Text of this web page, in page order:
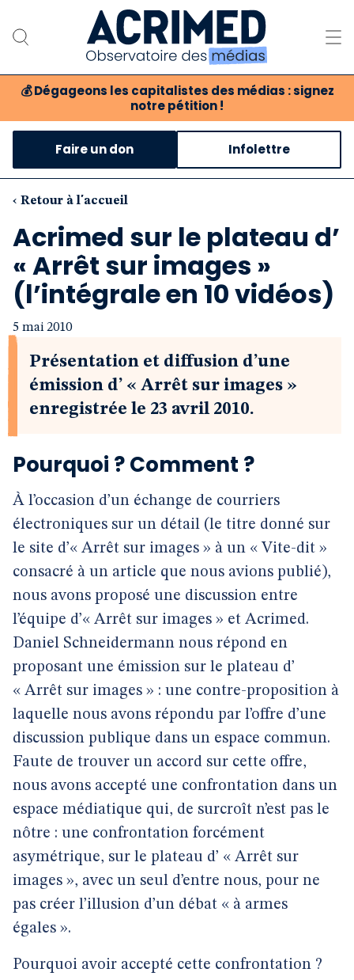
💰 Dégageons les capitalistes des médias : signez
notre pétition !
Notre association
Notre critique des médias
Nos propositions
Notre revue
Boutique
Faire un don Infolettre
‹ Retour à l'accueil
Acrimed sur le plateau d’
« Arrêt sur images »
(l’intégrale en 10 vidéos)
5 mai 2010
Présentation et diffusion d’une
émission d’ « Arrêt sur images »
enregistrée le 23 avril 2010.
Pourquoi ? Comment ?
À l’occasion d’un échange de courriers
électroniques sur un détail (le titre donné sur
le site d’« Arrêt sur images » à un « Vite-dit »
consacré à un article que nous avions publié),
nous avons proposé une discussion entre
l’équipe d’« Arrêt sur images » et Acrimed.
Daniel Schneidermann nous répond en
proposant une émission sur le plateau d’
« Arrêt sur images » : une contre-proposition à
laquelle nous avons répondu par l’offre d’une
discussion publique dans un espace commun.
Faute de trouver un accord sur cette offre,
nous avons accepté une confrontation dans un
espace médiatique qui, de surcroît n’est pas le
nôtre : une confrontation forcément
asymétrique, sur le plateau d’ « Arrêt sur
images », avec un seul d’entre nous, pour ne
pas créer l’illusion d’un débat « à armes
égales ».
Pourquoi avoir accepté cette confrontation ?